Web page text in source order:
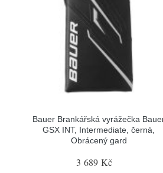
Bauer Brankářská vyrážečka
GSX INT, Intermediate, černá,
Obrácený gard
3 689 Kč